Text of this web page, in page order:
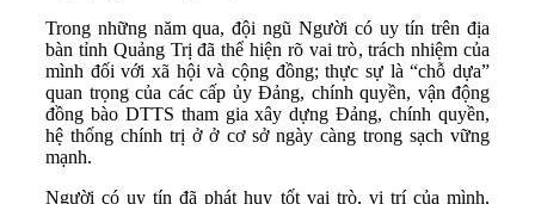
Trong những năm qua, đội ngũ Người có uy tín trên địa
bàn tỉnh Quảng Trị đã thể hiện rõ vai trò, trách nhiệm của
mình đối với xã hội và cộng đồng; thực sự là “chỗ dựa”
quan trọng của các cấp ủy Đảng, chính quyền, vận động
đồng bào DTTS tham gia xây dựng Đảng, chính quyền,
hệ thống chính trị ở ở cơ sở ngày càng trong sạch vững
mạnh.
Người có uy tín đã phát huy tốt vai trò, vị trí của mình,